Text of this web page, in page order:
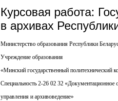
Курсовая работа:
в архивах
Министерство образования Республики
Учреждение образования
«Минский государственный политехнический
Специальность 2-26 02 32 «Документационное
управления и архивоведение»